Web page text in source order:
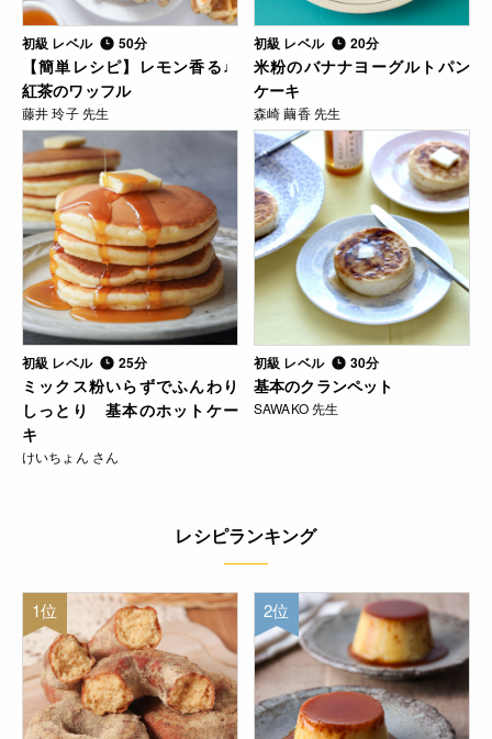
初級 レベル 50分
【簡単レシピ】レモン香る♩
紅茶のワッフル
藤井 玲子 先生
初級 レベル 20分
米粉のバナナヨーグルトパン
ケーキ
森崎 繭香 先生
初級 レベル 25分
ミックス粉いらずでふんわり
しっとり 基本のホットケー
キ
けいちょん さん
初級 レベル 30分
基本のクランペット
SAWAKO 先生
レシピランキング
1位 2位